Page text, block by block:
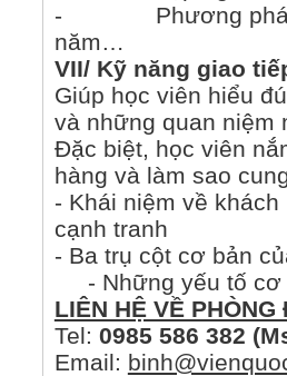
- Phương pháp
năm…
VII/ Kỹ năng giao
Giúp học viên hiểu
và những quan niệm
Đặc biệt, học viên
hàng và làm sao
- Khái niệm về
cạnh tranh
- Ba trụ cột cơ bản
- Những yếu tố cơ
LIÊN HỆ VỀ
Tel: 0985 586 382
Email: